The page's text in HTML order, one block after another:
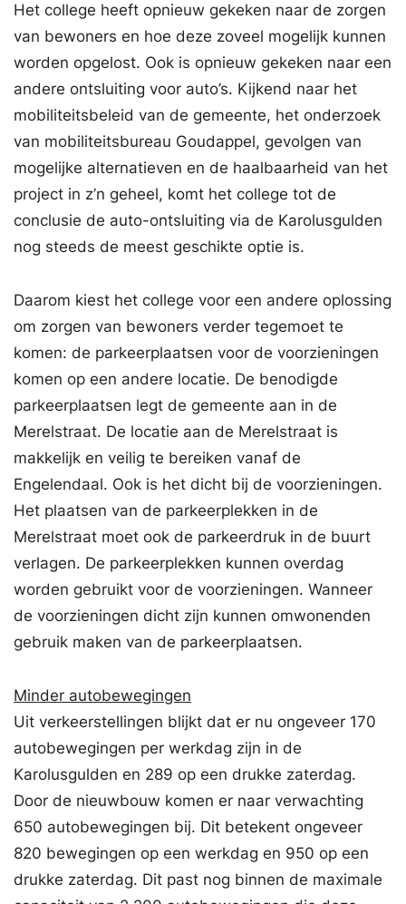
Het college heeft opnieuw gekeken naar de zorgen
van bewoners en hoe deze zoveel mogelijk kunnen
worden opgelost. Ook is opnieuw gekeken naar een
andere ontsluiting voor auto’s. Kijkend naar het
mobiliteitsbeleid van de gemeente, het onderzoek
van mobiliteitsbureau Goudappel, gevolgen van
mogelijke alternatieven en de haalbaarheid van het
project in z’n geheel, komt het college tot de
conclusie de auto-ontsluiting via de Karolusgulden
nog steeds de meest geschikte optie is.
Daarom kiest het college voor een andere oplossing
om zorgen van bewoners verder tegemoet te
komen: de parkeerplaatsen voor de voorzieningen
komen op een andere locatie. De benodigde
parkeerplaatsen legt de gemeente aan in de
Merelstraat. De locatie aan de Merelstraat is
makkelijk en veilig te bereiken vanaf de
Engelendaal. Ook is het dicht bij de voorzieningen.
Het plaatsen van de parkeerplekken in de
Merelstraat moet ook de parkeerdruk in de buurt
verlagen. De parkeerplekken kunnen overdag
worden gebruikt voor de voorzieningen. Wanneer
de voorzieningen dicht zijn kunnen omwonenden
gebruik maken van de parkeerplaatsen.
Minder autobewegingen
Uit verkeerstellingen blijkt dat er nu ongeveer 170
autobewegingen per werkdag zijn in de
Karolusgulden en 289 op een drukke zaterdag.
Door de nieuwbouw komen er naar verwachting
650 autobewegingen bij. Dit betekent ongeveer
820 bewegingen op een werkdag en 950 op een
drukke zaterdag. Dit past nog binnen de maximale